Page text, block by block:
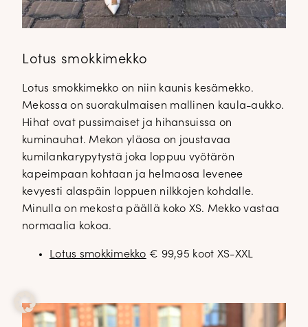
Lotus smokkimekko
Lotus smokkimekko on niin kaunis kesämekko.
Mekossa on suorakulmaisen mallinen kaula-aukko.
Hihat ovat pussimaiset ja hihansuissa on
kuminauhat. Mekon yläosa on joustavaa
kumilankarypytystä joka loppuu vyötärön
kapeimpaan kohtaan ja helmaosa levenee
kevyesti alaspäin loppuen nilkkojen kohdalle.
Minulla on mekosta päällä koko XS. Mekko vastaa
normaalia kokoa.
Lotus smokkimekko € 99,95 koot XS-XXL